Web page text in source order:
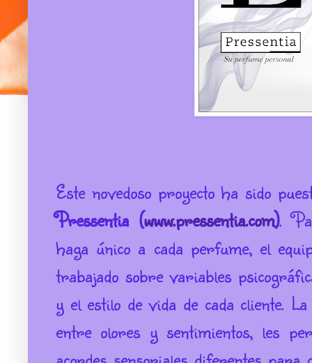
Este novedoso proyecto ha sido
Pressentia (www.pressentia.com).
haga único a cada perfume, el
trabajado sobre variables
y el estilo de vida de cada cliente.
entre olores y sentimientos, les